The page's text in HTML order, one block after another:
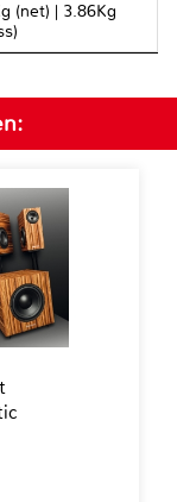
(net) | 3.86Kg